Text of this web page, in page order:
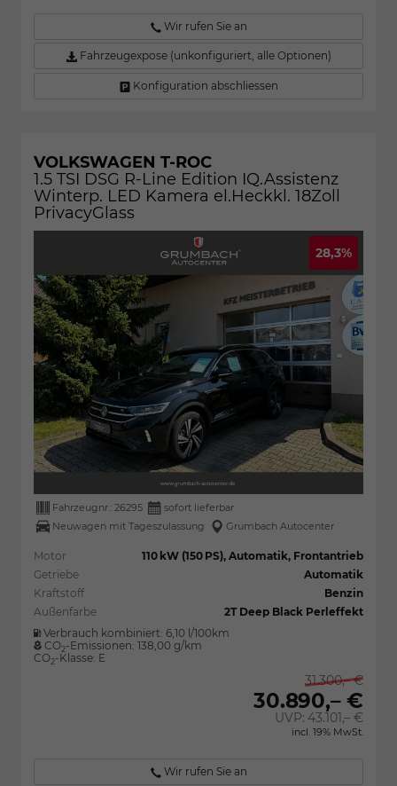
Wir rufen Sie an
Fahrzeugexpose (unkonfiguriert, alle Optionen)
Konfiguration abschliessen
VOLKSWAGEN T-ROC
1.5 TSI DSG R-Line Edition IQ.Assistenz
Winterp. LED Kamera el.Heckkl. 18Zoll
PrivacyGlass
28,3%
Fahrzeugnr.: 26295
sofort lieferbar
Neuwagen mit Tageszulassung
Grumbach Autocenter
Motor
110 kW (150 PS), Automatik, Frontantrieb
Getriebe
Automatik
Kraftstoff
Benzin
Außenfarbe
2T Deep Black Perleffekt
Verbrauch kombiniert: 6,10 l/100km
CO2-Emissionen: 138,00 g/km
CO2-Klasse: E
31.300,– €
30.890,– €
UVP: 43.101,– €
incl. 19% MwSt.
Wir rufen Sie an